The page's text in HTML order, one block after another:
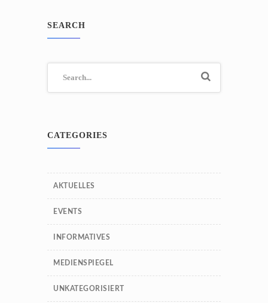
SEARCH
CATEGORIES
AKTUELLES
EVENTS
INFORMATIVES
MEDIENSPIEGEL
UNKATEGORISIERT